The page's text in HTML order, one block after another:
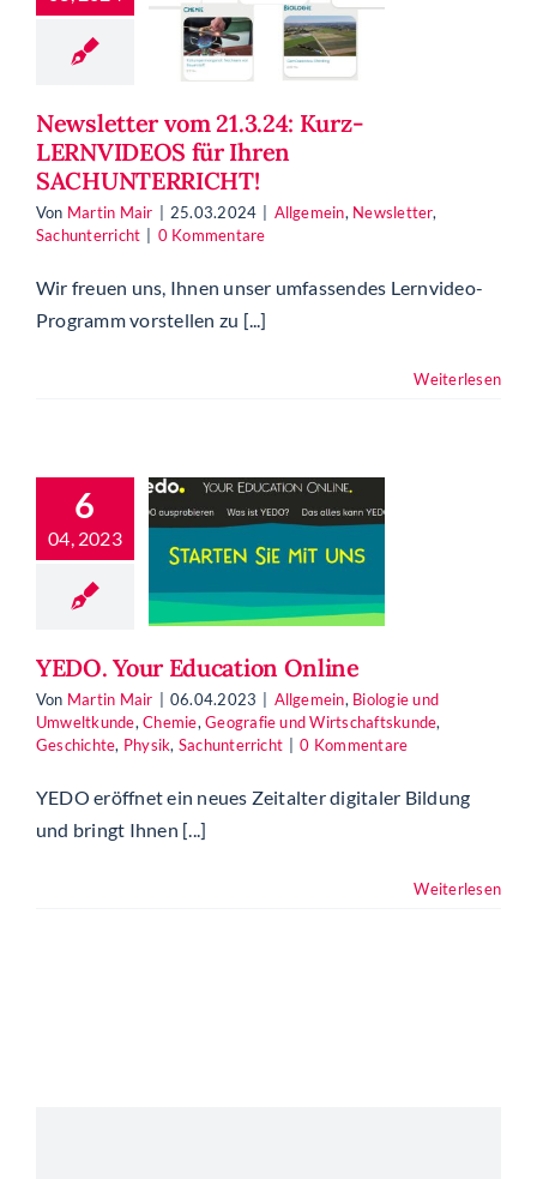
Ihren
Newsletter
Newsletter vom 21.3.24: Kurz-
LERNVIDEOS für Ihren
SACHUNTERRICHT!
Von Martin Mair 25.03.2024 Allgemein, Newsletter,
Sachunterricht
0 Kommentare
Wir freuen uns, Ihnen unser umfassendes Lernvideo-
Programm vorstellen zu [...]
Weiterlesen
6
04, 2023
Biologie und
Chemie
Physik
YEDO. Your Education Online
Von Martin Mair 06.04.2023 Allgemein, Biologie und
Umweltkunde,Chemie,Geografie und Wirtschaftskunde,
Geschichte, Physik, Sachunterricht 0 Kommentare
YEDO eröffnet ein neues Zeitalter digitaler Bildung
und bringt Ihnen [...]
Weiterlesen